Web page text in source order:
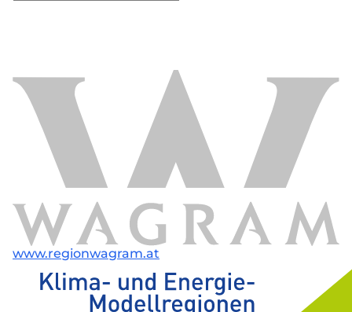
www.regionwagram.at